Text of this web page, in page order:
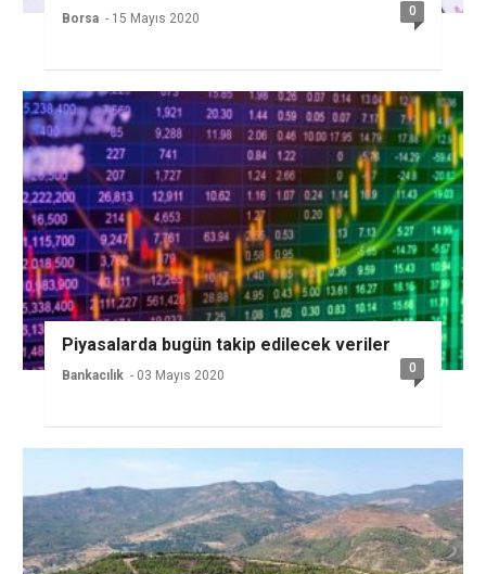
Borsa - 15 Mayıs 2020 0
Piyasalarda bugün takip edilecek veriler
Bankacılık - 03 Mayıs 2020 0